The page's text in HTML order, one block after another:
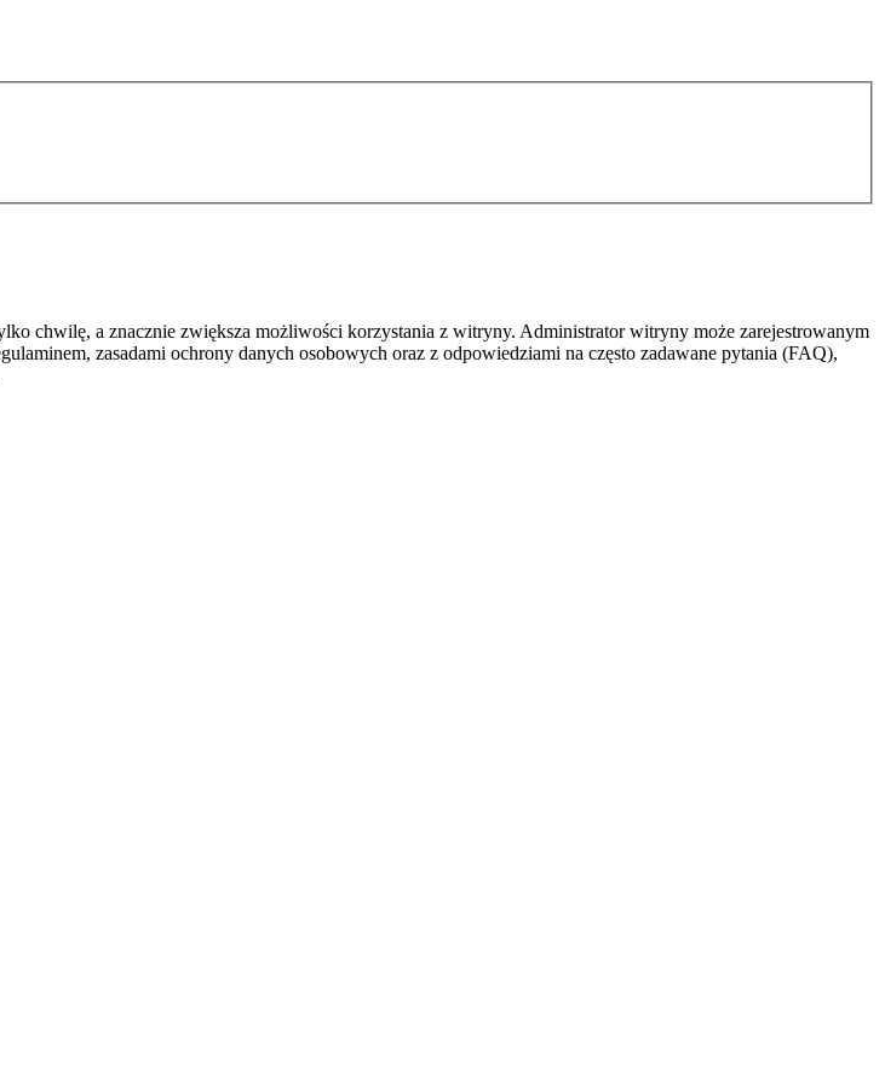
chwilę, a znacznie zwiększa możliwości korzystania z witryny. Administrator witryny może zarejestrowanym
zasadami ochrony danych osobowych oraz z odpowiedziami na często zadawane pytania (FAQ),